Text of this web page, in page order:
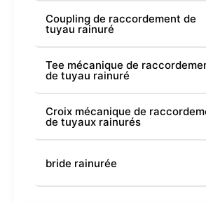
Coupling de raccordement de
tuyau rainuré
Tee mécanique de
de tuyau rainuré
Croix mécanique de
de tuyaux rainurés
bride rainurée